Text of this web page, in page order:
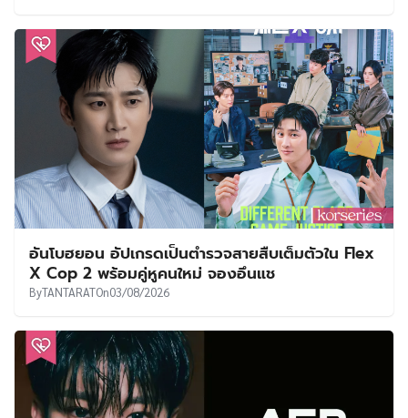
อันโบฮยอน อัปเกรดเป็นตำรวจสายสืบเต็มตัวใน Flex
X Cop 2 พร้อมคู่หูคนใหม่ จองอึนแช
ByTANTARATOn03/08/2026